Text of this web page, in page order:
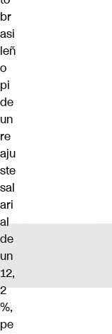
br
asi
leñ
o
pi
de
un
re
aju
ste
sal
ari
al
de
un
12,
2
%,
pe